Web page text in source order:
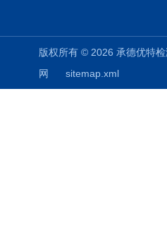
版权所有 © 2026 承德优特
网
sitemap.xml